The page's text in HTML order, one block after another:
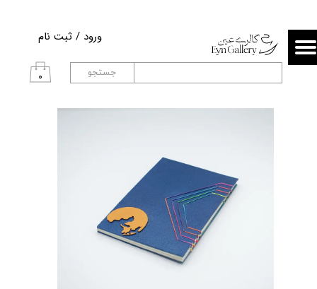
۰
ورود / ثبت نام
حساب کاربری من
تغییر گذر واژه
جستجو